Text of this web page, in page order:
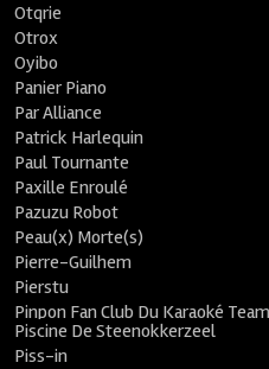
Otqrie
Otrox
Oyibo
Panier Piano
Par Alliance
Patrick Harlequin
Paul Tournante
Paxille Enroulé
Pazuzu Robot
Peau(x) Morte(s)
Pierre-Guilhem
Pierstu
Pinpon Fan Club Du Karaoké
Piscine De Steenokkerzeel
Piss-in